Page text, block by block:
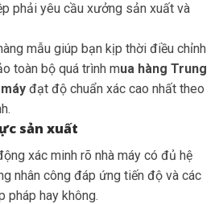
phải yêu cầu xưởng sản xuất và
mẫu giúp bạn kịp thời điều chỉnh
toàn bộ quá trình mua hàng Trung
đạt độ chuẩn xác cao nhất theo
sản xuất
xác minh rõ nhà máy có đủ hệ
nhân công đáp ứng tiến độ và các
pháp hay không.